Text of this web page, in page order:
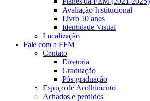
Avaliação Institucional
Livro 50 anos
Identidade Visual
Localização
Fale com a FEM
Contato
Diretoria
Graduação
Pós-graduação
Espaço de Acolhimento
Achados e perdidos